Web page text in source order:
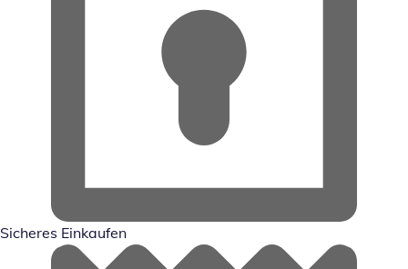
Sicheres Einkaufen